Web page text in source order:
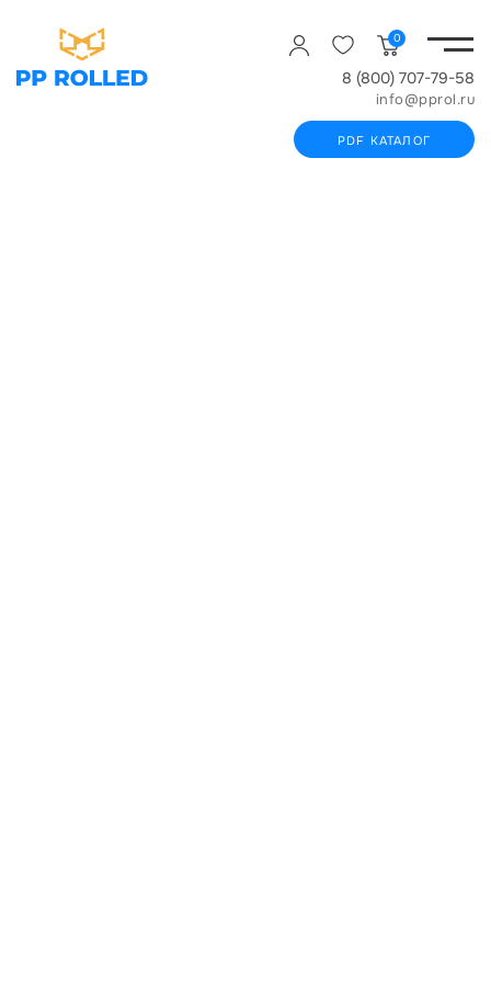
0
8 (800) 707-79-58
info@pprol.ru
PDF КАТАЛОГ